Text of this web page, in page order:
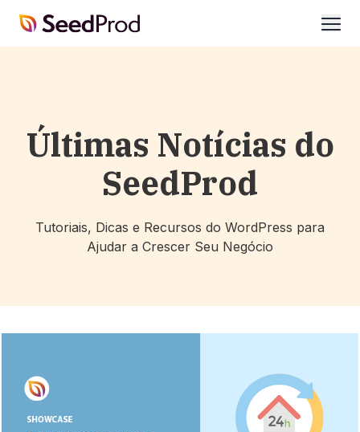
SeedProd
Últimas Notícias do
SeedProd
Tutoriais, Dicas e Recursos do WordPress para
Ajudar a Crescer Seu Negócio